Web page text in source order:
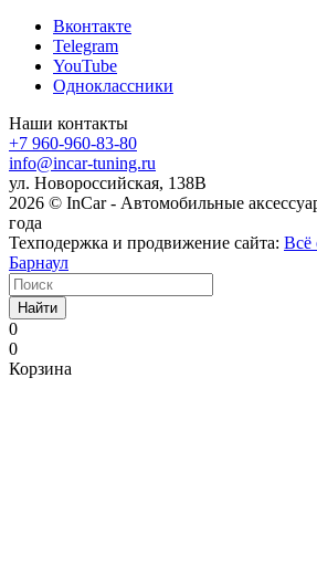
Вконтакте
Telegram
YouTube
Одноклассники
Наши контакты
+7 960-960-83-80
info@incar-tuning.ru
ул. Новороссийская, 138В
2026 © InCar - Автомобильные
года
Техподержка и продвижение сайта: Всё
Барнаул
Найти
0
0
Корзина